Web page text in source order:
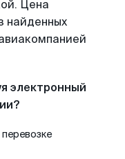
Цена
найденных
электронный